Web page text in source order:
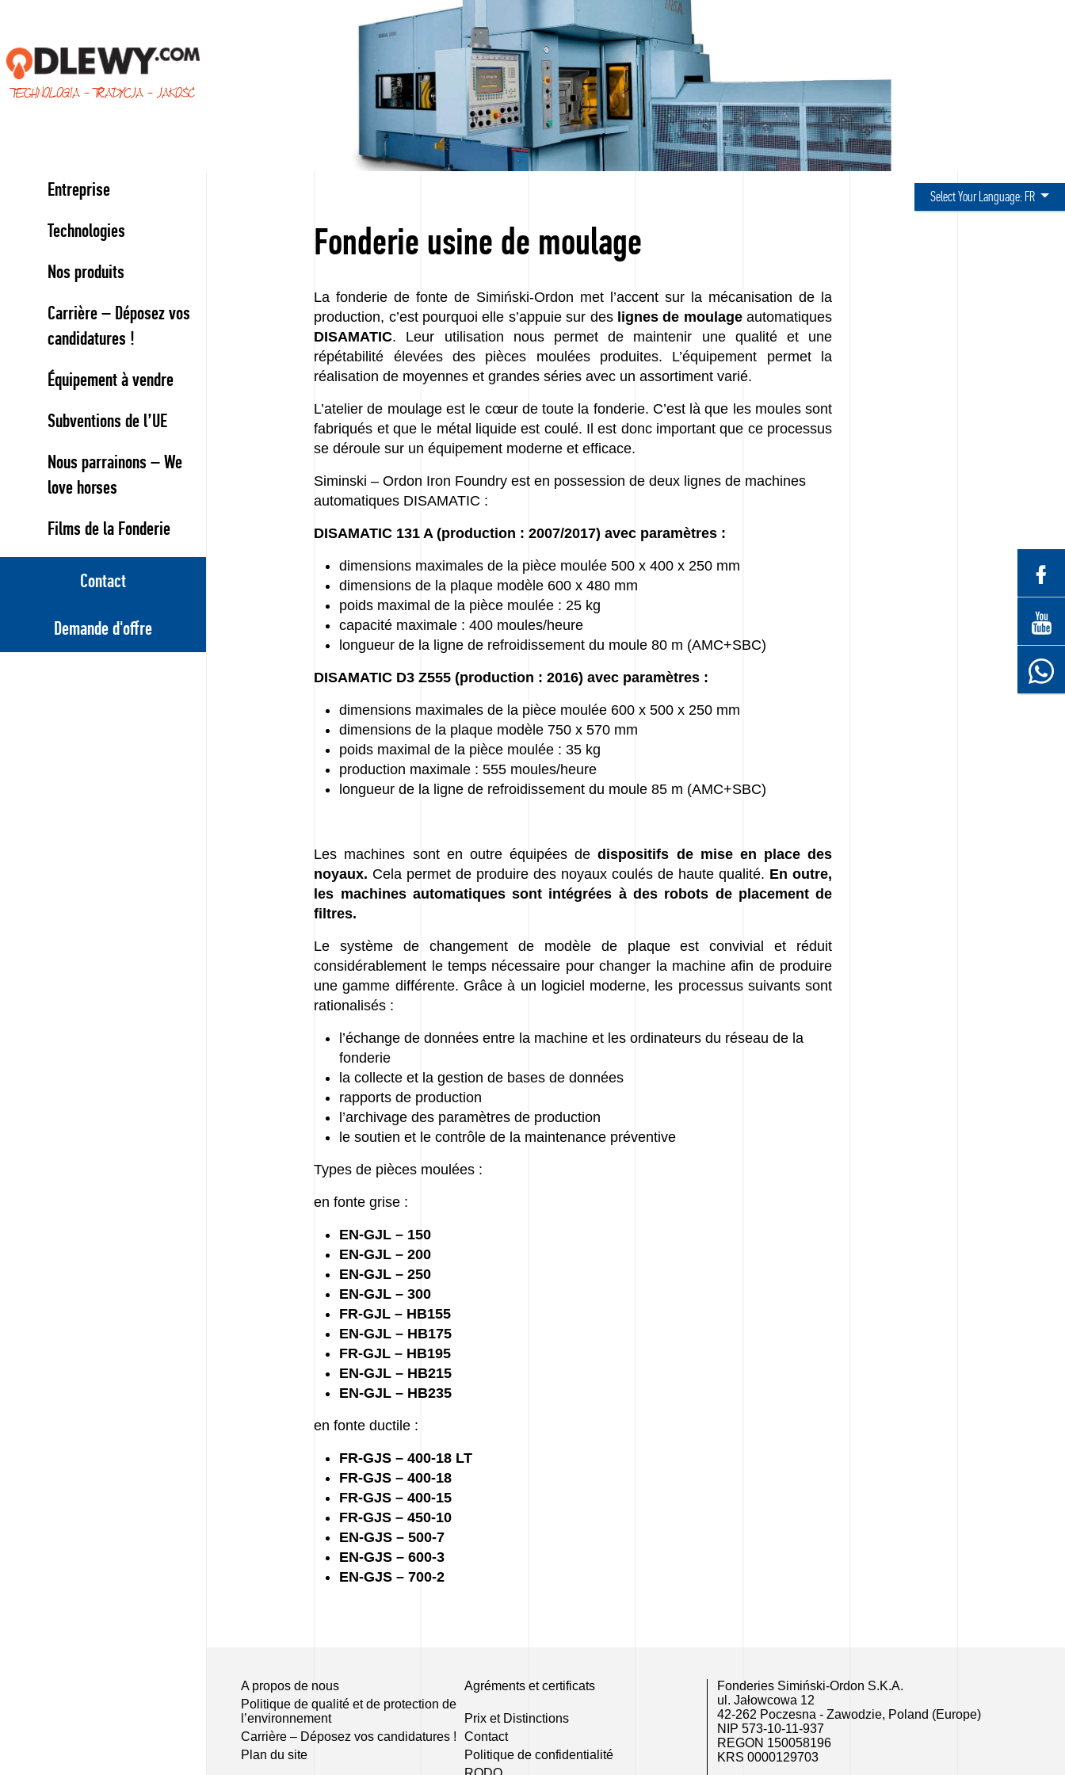
TECHNOLOGIA - TRADYCJA - JAKOŚĆ
Entreprise
Technologies
Nos produits
Carrière – Déposez vos
candidatures !
Équipement à vendre
Subventions de l’UE
Nous parrainons – We
love horses
Films de la Fonderie
Contact
Demande d'offre
Select Your Language: FR
Fonderie usine de moulage
La fonderie de fonte de Simiński-Ordon met l’accent sur la mécanisation de la
production, c’est pourquoi elle s’appuie sur des lignes de moulageautomatiques
DISAMATIC. Leur utilisation nous permet de maintenir une qualité et une
répétabilité élevées des pièces moulées produites. L’équipement permet la
réalisation de moyennes et grandes séries avec un assortiment varié.
L’atelier de moulage est le cœur de toute la fonderie. C’est là que les moules sont
fabriqués et que le métal liquide est coulé. Il est donc important que ce processus
se déroule sur un équipement moderne et efficace.
Siminski – Ordon Iron Foundry est en possession de deux lignes de machines
automatiques DISAMATIC :
DISAMATIC 131 A (production : 2007/2017) avec paramètres :
dimensions maximales de la pièce moulée 500 x 400 x 250 mm
dimensions de la plaque modèle 600 x 480 mm
poids maximal de la pièce moulée : 25 kg
capacité maximale : 400 moules/heure
longueur de la ligne de refroidissement du moule 80 m (AMC+SBC)
DISAMATIC D3 Z555 (production : 2016) avec paramètres :
dimensions maximales de la pièce moulée 600 x 500 x 250 mm
dimensions de la plaque modèle 750 x 570 mm
poids maximal de la pièce moulée : 35 kg
production maximale : 555 moules/heure
longueur de la ligne de refroidissement du moule 85 m (AMC+SBC)
Les machines sont en outre équipées dedispositifs de mise en place des
noyaux. Cela permet de produire des noyaux coulés de haute qualité. En outre,
les machines automatiques sont intégrées à des robots de placement de
filtres.
Le système de changement de modèle de plaque est convivial et réduit
considérablement le temps nécessaire pour changer la machine afin de produire
une gamme différente. Grâce à un logiciel moderne, les processus suivants sont
rationalisés :
l’échange de données entre la machine et les ordinateurs du réseau de la
fonderie
la collecte et la gestion de bases de données
rapports de production
l’archivage des paramètres de production
le soutien et le contrôle de la maintenance préventive
Types de pièces moulées :
en fonte grise :
EN-GJL – 150
EN-GJL – 200
EN-GJL – 250
EN-GJL – 300
FR-GJL – HB155
EN-GJL – HB175
FR-GJL – HB195
EN-GJL – HB215
EN-GJL – HB235
en fonte ductile :
FR-GJS – 400-18 LT
FR-GJS – 400-18
FR-GJS – 400-15
FR-GJS – 450-10
EN-GJS – 500-7
EN-GJS – 600-3
EN-GJS – 700-2
A propos de nous
Agréments et certificats
Politique de qualité et de protection de
l’environnement
Prix et Distinctions
Carrière – Déposez vos candidatures !
Contact
Plan du site
Politique de confidentialité
Fonderies Simiński-Ordon S.K.A.
ul. Jałowcowa 12
42-262 Poczesna - Zawodzie, Poland (Europe)
NIP 573-10-11-937
REGON 150058196
KRS 0000129703